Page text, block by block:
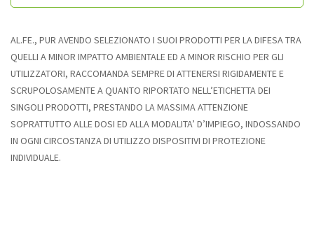
AL.FE., PUR AVENDO SELEZIONATO I SUOI PRODOTTI PER LA DIFESA TRA
QUELLI A MINOR IMPATTO AMBIENTALE ED A MINOR RISCHIO PER GLI
UTILIZZATORI, RACCOMANDA SEMPRE DI ATTENERSI RIGIDAMENTE E
SCRUPOLOSAMENTE A QUANTO RIPORTATO NELL’ETICHETTA DEI
SINGOLI PRODOTTI, PRESTANDO LA MASSIMA ATTENZIONE
SOPRATTUTTO ALLE DOSI ED ALLA MODALITA’ D’IMPIEGO, INDOSSANDO
IN OGNI CIRCOSTANZA DI UTILIZZO DISPOSITIVI DI PROTEZIONE
INDIVIDUALE.